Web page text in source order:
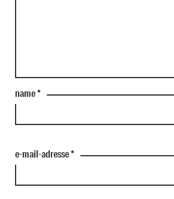
name*
e-mail-adresse*